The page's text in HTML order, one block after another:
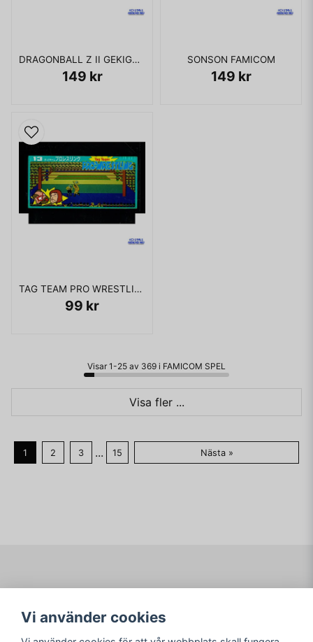
DRAGONBALL Z II GEKIGAMA FREEZA FAMICOM
149 kr
SONSON FAMICOM
149 kr
TAG TEAM PRO WRESTLING FAMICOM
99 kr
Visar 1-25 av 369 i FAMICOM SPEL
Visa fler ...
1 2 3 ... 15 Nästa »
Köpvillkor
Logga in
Vi använder cookies